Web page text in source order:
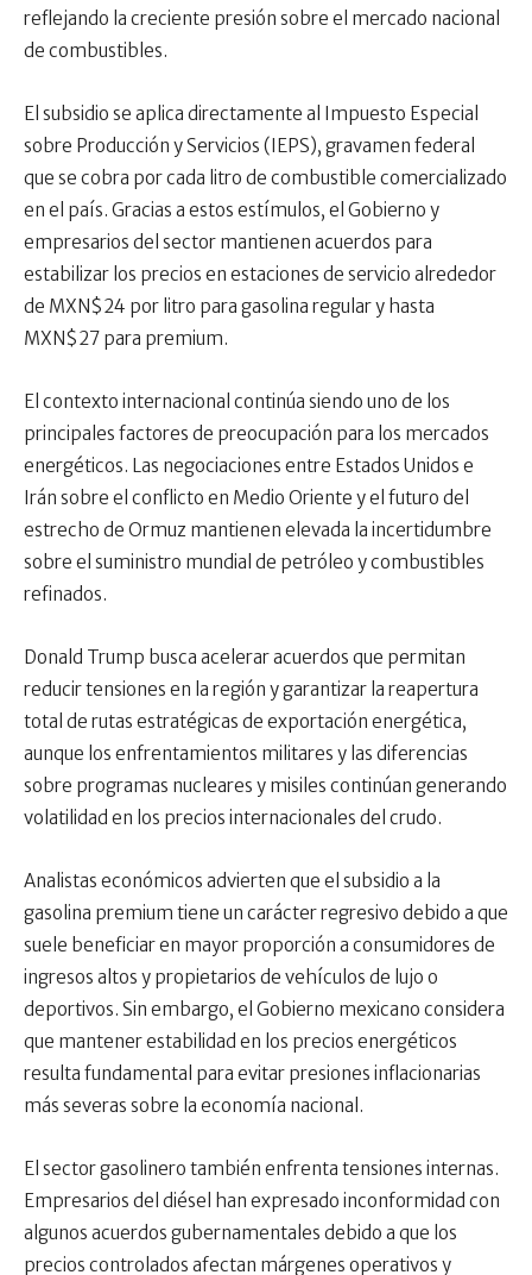
reflejando la creciente presión sobre el mercado nacional
de combustibles.
El subsidio se aplica directamente al Impuesto Especial
sobre Producción y Servicios (IEPS), gravamen federal
que se cobra por cada litro de combustible comercializado
en el país. Gracias a estos estímulos, el Gobierno y
empresarios del sector mantienen acuerdos para
estabilizar los precios en estaciones de servicio alrededor
de MXN$24 por litro para gasolina regular y hasta
MXN$27 para premium.
El contexto internacional continúa siendo uno de los
principales factores de preocupación para los mercados
energéticos. Las negociaciones entre Estados Unidos e
Irán sobre el conflicto en Medio Oriente y el futuro del
estrecho de Ormuz mantienen elevada la incertidumbre
sobre el suministro mundial de petróleo y combustibles
refinados.
Donald Trump busca acelerar acuerdos que permitan
reducir tensiones en la región y garantizar la reapertura
total de rutas estratégicas de exportación energética,
aunque los enfrentamientos militares y las diferencias
sobre programas nucleares y misiles continúan generando
volatilidad en los precios internacionales del crudo.
Analistas económicos advierten que el subsidio a la
gasolina premium tiene un carácter regresivo debido a que
suele beneficiar en mayor proporción a consumidores de
ingresos altos y propietarios de vehículos de lujo o
deportivos. Sin embargo, el Gobierno mexicano considera
que mantener estabilidad en los precios energéticos
resulta fundamental para evitar presiones inflacionarias
más severas sobre la economía nacional.
El sector gasolinero también enfrenta tensiones internas.
Empresarios del diésel han expresado inconformidad con
algunos acuerdos gubernamentales debido a que los
precios controlados afectan márgenes operativos y